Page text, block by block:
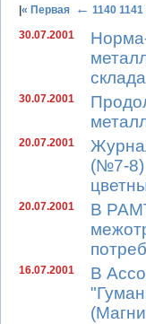
« Первая ← 1140 1141
30.07.2001
30.07.2001
20.07.2001
(№7-8)
20.07.2001
В
16.07.2001
В